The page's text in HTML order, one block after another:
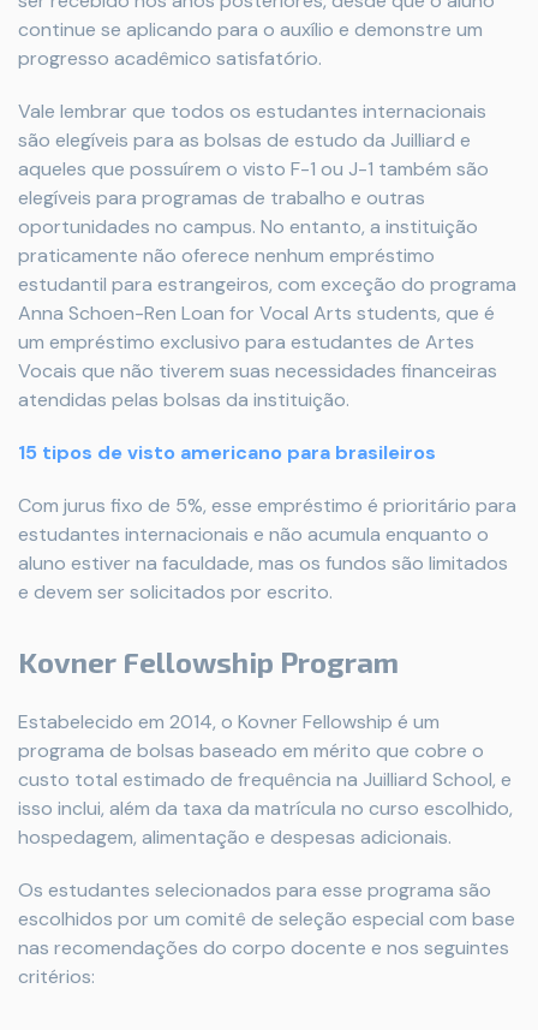
continue se aplicando para o auxílio e demonstre um
progresso acadêmico satisfatório.
Vale lembrar que todos os estudantes internacionais
são elegíveis para as bolsas de estudo da Juilliard e
aqueles que possuírem o visto F-1 ou J-1 também são
elegíveis para programas de trabalho e outras
oportunidades no campus. No entanto, a instituição
praticamente não oferece nenhum empréstimo
estudantil para estrangeiros, com exceção do programa
Anna Schoen-Ren Loan for Vocal Arts students, que é
um empréstimo exclusivo para estudantes de Artes
Vocais que não tiverem suas necessidades financeiras
atendidas pelas bolsas da instituição.
15 tipos de visto americano para brasileiros
Com jurus fixo de 5%, esse empréstimo é prioritário para
estudantes internacionais e não acumula enquanto o
aluno estiver na faculdade, mas os fundos são limitados
e devem ser solicitados por escrito.
Kovner Fellowship Program
Estabelecido em 2014, o Kovner Fellowship é um
programa de bolsas baseado em mérito que cobre o
custo total estimado de frequência na Juilliard School, e
isso inclui, além da taxa da matrícula no curso escolhido,
hospedagem, alimentação e despesas adicionais.
Os estudantes selecionados para esse programa são
escolhidos por um comitê de seleção especial com base
nas recomendações do corpo docente e nos seguintes
critérios: